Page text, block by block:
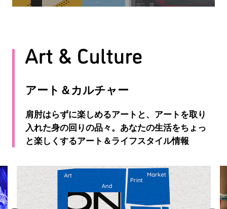
アート＆カルチャー
肩肘はらずに楽しめるアートと、アートを取り
入れた身の回りの品々。あなたの生活をちょっ
と楽しくするアート＆ライフスタイル情報